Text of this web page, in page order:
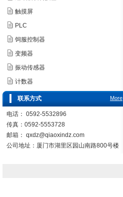
触摸屏
PLC
饲服控制器
变频器
振动传感器
计数器
More
联系方式
电话： 0592-5532896
传真：0592-5553728
邮箱： qxdz@qiaoxindz.com
公司地址：厦门市湖里区园山南路800号楼